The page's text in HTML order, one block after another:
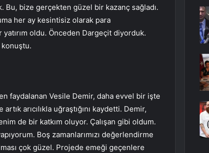
Bu, bize gerçekten güzel bir kazanç sağladı.
her ay kesintisiz olarak para
oldu. Önceden Dargeçit diyorduk.
konuştu.
faydalanan Vesile Demir, daha evvel bir işte
arıcılıkla uğraştığını kaydetti. Demir,
de bir katkım oluyor. Çalışan gibi oldum.
Boş zamanlarımızı değerlendirme
çok güzel. Projede emeği geçenlere